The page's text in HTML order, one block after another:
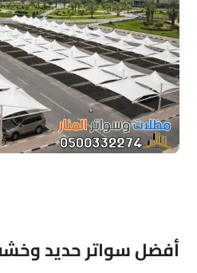
أفضل سواتر حديد